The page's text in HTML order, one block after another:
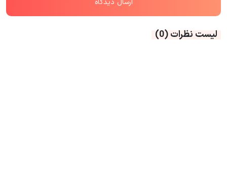
لیست نظرات(0)